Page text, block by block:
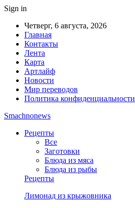
Sign in
Четверг, 6 августа, 2026
Главная
Контакты
Лента
Карта
Артлайф
Новости
Мир переводов
Политика конфиденциальности
Smachnonews
Рецепты
Все
Заготовки
Блюда из мяса
Блюда из рыбы
Рецепты
Лимонад из крыжовника